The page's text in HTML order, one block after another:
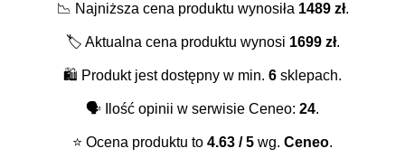
📉 Najniższa cena produktu wynosiła 1489zł.
🏷️ Aktualna cena produktu wynosi 1699zł.
🛍️ Produkt jest dostępny w min. 6 sklepach.
🗣️ Ilość opinii w serwisie Ceneo: 24.
⭐️ Ocena produktu to 4.63 / 5 wg. Ceneo.